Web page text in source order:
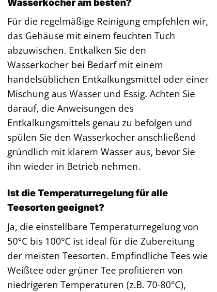
Wasserkocher am besten?
Für die regelmäßige Reinigung empfehlen wir,
das Gehäuse mit einem feuchten Tuch
abzuwischen. Entkalken Sie den
Wasserkocher bei Bedarf mit einem
handelsüblichen Entkalkungsmittel oder einer
Mischung aus Wasser und Essig. Achten Sie
darauf, die Anweisungen des
Entkalkungsmittels genau zu befolgen und
spülen Sie den Wasserkocher anschließend
gründlich mit klarem Wasser aus, bevor Sie
ihn wieder in Betrieb nehmen.
Ist die Temperaturregelung für alle
Teesorten geeignet?
Ja, die einstellbare Temperaturregelung von
50°C bis 100°C ist ideal für die Zubereitung
der meisten Teesorten. Empfindliche Tees wie
Weißtee oder grüner Tee profitieren von
niedrigeren Temperaturen (z.B. 70-80°C),